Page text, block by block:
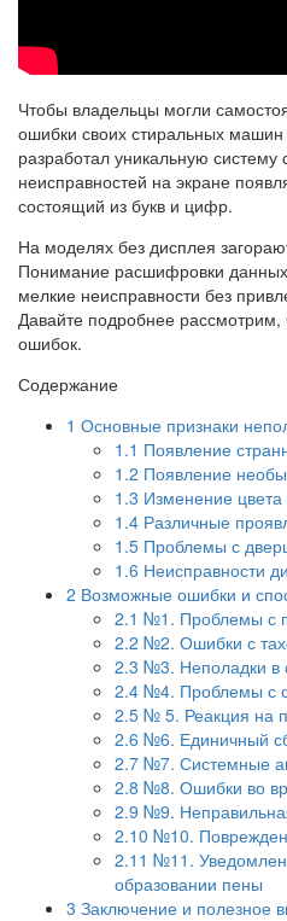
Чтобы владельцы могли
ошибки своих стиральных
разработал уникальную систему
неисправностей на экране
состоящий из букв и цифр.
На моделях без дисплея
Понимание расшифровки данных
мелкие неисправности без
Давайте подробнее
ошибок.
Содержание
1 Основные признаки
1.1 Появление
1.2 Появление
1.3 Изменение цвета
1.4 Различные
1.5 Проблемы с
1.6 Неисправности
2 Возможные ошибки и
2.1 №1. Проблемы с
2.2 №2. Ошибки с
2.3 №3. Неполадки в
2.4 №4. Проблемы с
2.5 № 5. Реакция на
2.6 №6. Единичный
2.7 №7. Системные
2.8 №8. Ошибки во
2.9 №9.
2.10 №10.
2.11 №11.
образовании пены
3 Заключение и полезное